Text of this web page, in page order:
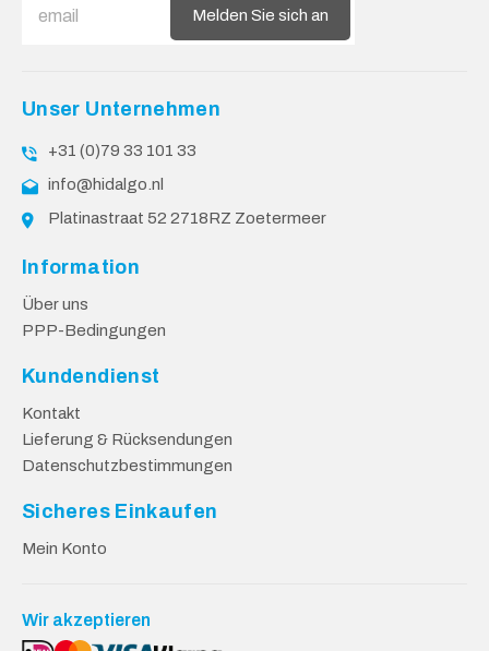
Melden Sie sich an
Unser Unternehmen
+31 (0)79 33 101 33
info@hidalgo.nl
Platinastraat 52 2718RZ Zoetermeer
Information
Über uns
PPP-Bedingungen
Kundendienst
Kontakt
Lieferung & Rücksendungen
Datenschutzbestimmungen
Sicheres Einkaufen
Mein Konto
Wir akzeptieren